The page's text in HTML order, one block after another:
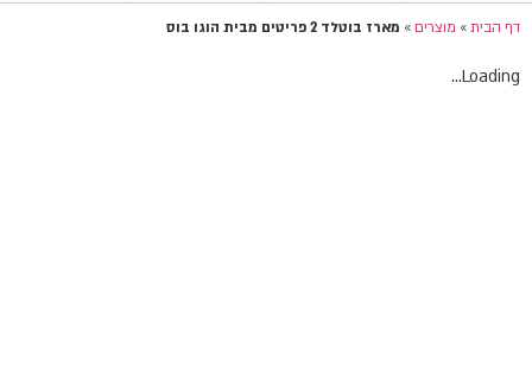
דף הבית»מוצרים»מארז בוטלד 2 פריטים מבית הוגו בוס
Loading...